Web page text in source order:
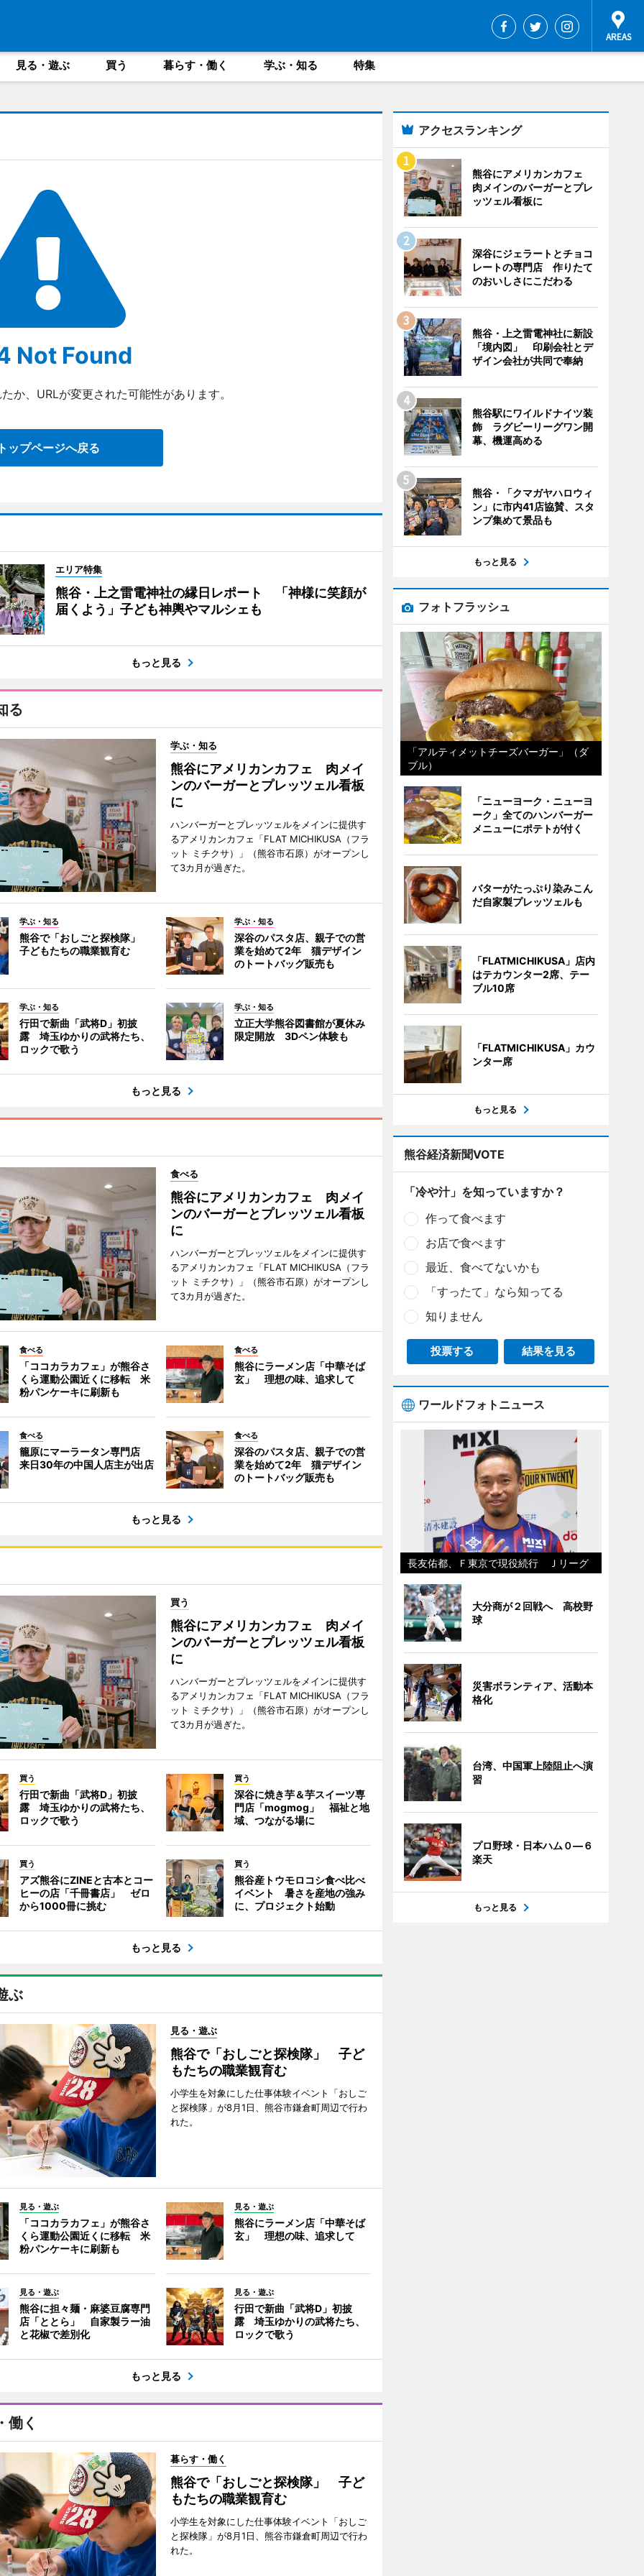
見る・遊ぶ 買う 暮らす・働く 学ぶ・知る 特集
Not Found
か、URLが変更された可能性があります。
ップページへ戻る
エリア特集
熊谷・上之雷電神社の縁日レポート 「神様に笑顔が
届くよう」子ども神輿やマルシェも
もっと見る
る
学ぶ・知る
熊谷にアメリカンカフェ 肉メイ
ンのバーガーとプレッツェル看板
に
ハンバーガーとプレッツェルをメインに提供す
るアメリカンカフェ「FLAT MICHIKUSA（フラ
ット ミチクサ）」（熊谷市石原）がオープンし
て3カ月が過ぎた。
学ぶ・知る
熊谷で「おしごと探検隊」
子どもたちの職業観育む
学ぶ・知る
深谷のパスタ店、親子での営
業を始めて2年 猫デザイン
のトートバッグ販売も
学ぶ・知る
行田で新曲「武将D」初披
露 埼玉ゆかりの武将たち、
ロックで歌う
学ぶ・知る
立正大学熊谷図書館が夏休み
限定開放 3Dペン体験も
もっと見る
食べる
熊谷にアメリカンカフェ 肉メイ
ンのバーガーとプレッツェル看板
に
ハンバーガーとプレッツェルをメインに提供す
るアメリカンカフェ「FLAT MICHIKUSA（フラ
ット ミチクサ）」（熊谷市石原）がオープンし
て3カ月が過ぎた。
食べる
「ココカラカフェ」が熊谷さ
くら運動公園近くに移転 米
粉パンケーキに刷新も
食べる
熊谷にラーメン店「中華そば
玄」 理想の味、追求して
食べる
籠原にマーラータン専門店
来日30年の中国人店主が出店
食べる
深谷のパスタ店、親子での営
業を始めて2年 猫デザイン
のトートバッグ販売も
もっと見る
買う
熊谷にアメリカンカフェ 肉メイ
ンのバーガーとプレッツェル看板
に
ハンバーガーとプレッツェルをメインに提供す
るアメリカンカフェ「FLAT MICHIKUSA（フラ
ット ミチクサ）」（熊谷市石原）がオープンし
て3カ月が過ぎた。
買う
行田で新曲「武将D」初披
露 埼玉ゆかりの武将たち、
ロックで歌う
買う
深谷に焼き芋＆芋スイーツ専
門店「mogmog」 福祉と地
域、つながる場に
買う
アズ熊谷にZINEと古本とコー
ヒーの店「千冊書店」 ゼロ
から1000冊に挑む
買う
熊谷産トウモロコシ食べ比べ
イベント 暑さを産地の強み
に、プロジェクト始動
もっと見る
ぶ
見る・遊ぶ
熊谷で「おしごと探検隊」 子ど
もたちの職業観育む
小学生を対象にした仕事体験イベント「おしご
と探検隊」が8月1日、熊谷市鎌倉町周辺で行わ
れた。
見る・遊ぶ
「ココカラカフェ」が熊谷さ
くら運動公園近くに移転 米
粉パンケーキに刷新も
見る・遊ぶ
熊谷にラーメン店「中華そば
玄」 理想の味、追求して
見る・遊ぶ
熊谷に担々麺・麻婆豆腐専門
店「ととら」 自家製ラー油
と花椒で差別化
見る・遊ぶ
行田で新曲「武将D」初披
露 埼玉ゆかりの武将たち、
ロックで歌う
もっと見る
働く
暮らす・働く
熊谷で「おしごと探検隊」 子ど
もたちの職業観育む
小学生を対象にした仕事体験イベント「おしご
と探検隊」が8月1日、熊谷市鎌倉町周辺で行わ
れた。
アクセスランキング
熊谷にアメリカンカフェ
肉メインのバーガーとプレ
ッツェル看板に
深谷にジェラートとチョコ
レートの専門店 作りたて
のおいしさにこだわる
熊谷・上之雷電神社に新設
「境内図」 印刷会社とデ
ザイン会社が共同で奉納
熊谷駅にワイルドナイツ装
飾 ラグビーリーグワン開
幕、機運高める
熊谷・「クマガヤハロウィ
ン」に市内41店協賛、スタ
ンプ集めて景品も
もっと見る
フォトフラッシュ
「アルティメットチーズバーガー」（ダ
ブル）
「ニューヨーク・ニューヨ
ーク」全てのハンバーガー
メニューにポテトが付く
バターがたっぷり染みこん
だ自家製プレッツェルも
「FLATMICHIKUSA」店内
はテカウンター2席、テー
ブル10席
「FLATMICHIKUSA」カウ
ンター席
もっと見る
熊谷経済新聞VOTE
「冷や汁」を知っていますか？
作って食べます
お店で食べます
最近、食べてないかも
「すったて」なら知ってる
知りません
投票する 結果を見る
ワールドフォトニュース
長友佑都、Ｆ東京で現役続行 Ｊリーグ
大分商が２回戦へ 高校野
球
災害ボランティア、活動本
格化
台湾、中国軍上陸阻止へ演
習
プロ野球・日本ハム０―６
楽天
もっと見る